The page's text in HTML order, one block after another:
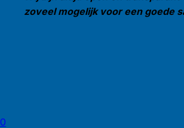
zoveel mogelijk voor een goede
0